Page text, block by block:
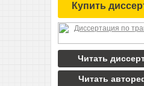
Купить
Читать
Читать